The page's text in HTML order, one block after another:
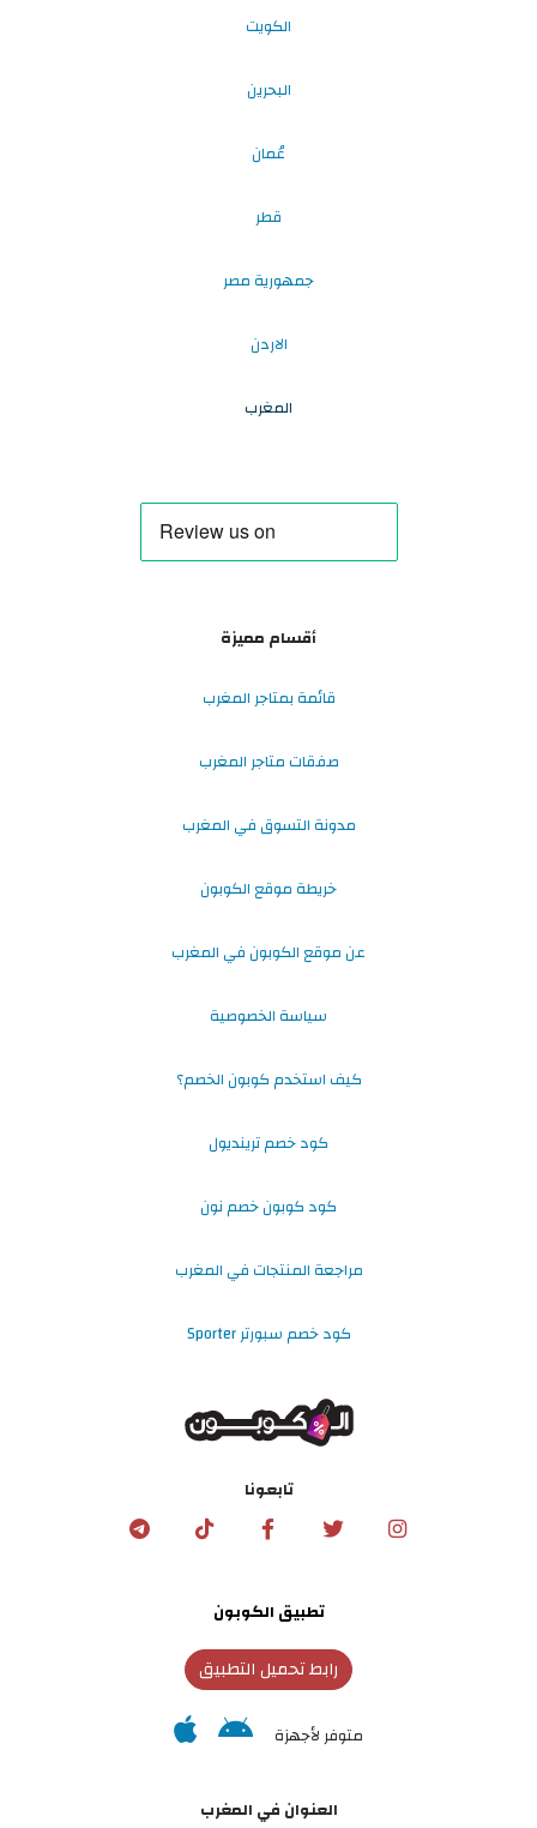
الكويت
البحرين
عُمان
قطر
جمهورية مصر
الاردن
المغرب
أقسام مميزة
قائمة بمتاجر المغرب
صفقات متاجر المغرب
مدونة التسوق في المغرب
خريطة موقع الكوبون
عن موقع الكوبون في المغرب
سياسة الخصوصية
كيف استخدم كوبون الخصم؟
كود خصم ترينديول
كود كوبون خصم نون
مراجعة المنتجات في المغرب
كود خصم سبورتر Sporter
تابعونا
تطبيق الكوبون
رابط تحميل التطبيق
متوفر لأجهزة
العنوان في المغرب